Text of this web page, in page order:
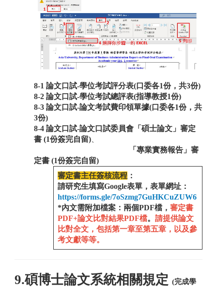
8-1 論文口試-學位考試評分表(口委各1份，共3份)
8-2 論文口試-學位考試總評表(指導教授1份)
8-3 論文口試-論文考試費印領單據(口委各1份，共
3份)
8-4 論文口試-論文口試委員會「碩士論文」審定
書 (1份簽完自留)、
「專業實務報告」 審
定書 (1份簽完自留)
審定書主任簽核流程 ：
請研究生填寫Google表單 ，表單網址：
https://forms.gle/7oSzmg7GuHKCuZUW6
*內文需附加檔案：兩個PDF檔， 審定書
PDF+論文比對結果PDF檔。 請提供論文
比對全文，包括第一章至第五章，以及參
考文獻等等。
9.碩博士論文系統相關規定 (完成學